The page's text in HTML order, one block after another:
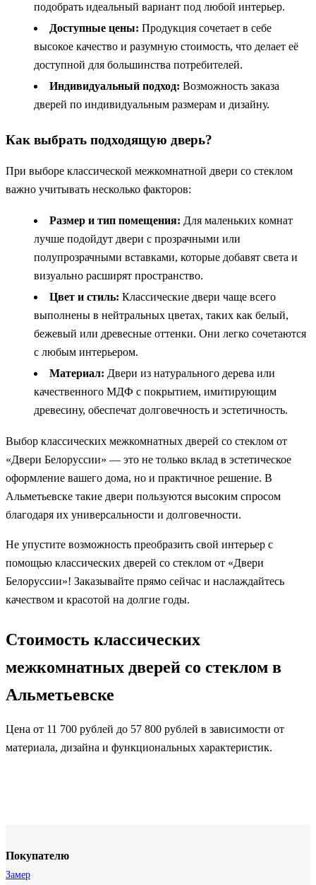
подобрать идеальный вариант под любой интерьер.
Доступные цены: Продукция сочетает в себе
высокое качество и разумную стоимость, что делает её
доступной для большинства потребителей.
Индивидуальный подход: Возможность заказа
дверей по индивидуальным размерам и дизайну.
Как выбрать подходящую дверь?
При выборе классической межкомнатной двери со стеклом
важно учитывать несколько факторов:
Размер и тип помещения: Для маленьких комнат
лучше подойдут двери с прозрачными или
полупрозрачными вставками, которые добавят света и
визуально расширят пространство.
Цвет и стиль: Классические двери чаще всего
выполнены в нейтральных цветах, таких как белый,
бежевый или древесные оттенки. Они легко сочетаются
с любым интерьером.
Материал: Двери из натурального дерева или
качественного МДФ с покрытием, имитирующим
древесину, обеспечат долговечность и эстетичность.
Выбор классических межкомнатных дверей со стеклом от
«Двери Белоруссии» — это не только вклад в эстетическое
оформление вашего дома, но и практичное решение. В
Альметьевске такие двери пользуются высоким спросом
благодаря их универсальности и долговечности.
Не упустите возможность преобразить свой интерьер с
помощью классических дверей со стеклом от «Двери
Белоруссии»! Заказывайте прямо сейчас и наслаждайтесь
качеством и красотой на долгие годы.
Стоимость классических
межкомнатных дверей со стеклом в
Альметьевске
Цена от 11 700 рублей до 57 800 рублей в зависимости от
материала, дизайна и функциональных характеристик.
Покупателю
Замер